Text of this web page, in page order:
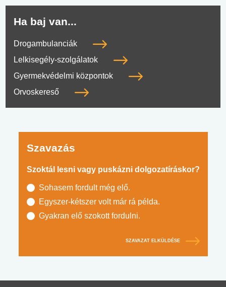
Ha baj van...
Drogambulanciák
Lelkisegély-szolgálatok
Gyermekvédelmi központok
Orvoskereső
Szavazás
Szoktál lesni vagy puskázni dolgozatíráskor?
Sohasem fordult még elő.
Egyszer-kétszer volt már rá példa.
Gyakran elő szokott fordulni.
SZAVAZAT ELKÜLDÉSE